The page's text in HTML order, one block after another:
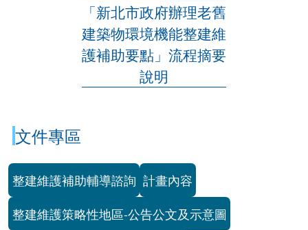
「新北市政府辦理老舊
建築物環境機能整建維
護補助要點」流程摘要
說明
文件專區
整建維護補助輔導諮詢 計畫內容
整建維護策略性地區-公告公文及示意圖